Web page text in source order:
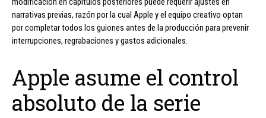
narrativas previas, razón por la cual Apple y el equipo creativo optan
por completar todos los guiones antes de la producción para prevenir
interrupciones, regrabaciones y gastos adicionales.
Apple asume el control
absoluto de la serie